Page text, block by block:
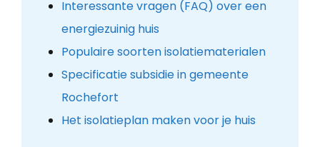
Interessante vragen (FAQ) over een
energiezuinig huis
Populaire soorten isolatiematerialen
Specificatie subsidie in gemeente
Rochefort
Het isolatieplan maken voor je huis